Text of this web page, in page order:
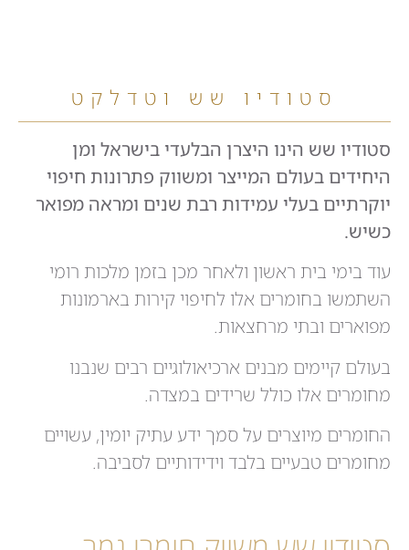
סטודיו שש וטדלקט
סטודיו שש הינו היצרן הבלעדי בישראל ומן
היחידים בעולם המייצר ומשווק פתרונות חיפוי
יוקרתיים בעלי עמידות רבת שנים ומראה מפואר
כשיש.
עוד בימי בית ראשון ולאחר מכן בזמן מלכות רומי
השתמשו בחומרים אלו לחיפוי קירות בארמונות
מפוארים ובתי מרחצאות.
בעולם קיימים מבנים ארכיאולוגיים רבים שנבנו
מחומרים אלו כולל שרידים במצדה.
החומרים מיוצרים על סמך ידע עתיק יומין, עשויים
מחומרים טבעיים בלבד וידידותיים לסביבה.